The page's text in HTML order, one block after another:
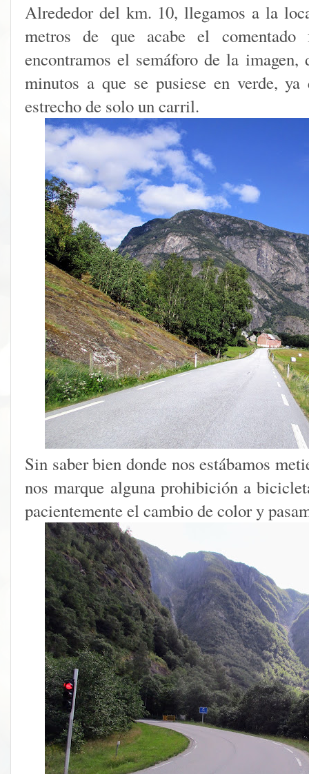
Alrededor del km. 10, llegamos a la
metros de que acabe el
encontramos el semáforo de la imagen,
minutos a que se pusiese en verde,
estrecho de solo un carril.
Sin saber bien donde nos estábamos
nos marque alguna prohibición a
pacientemente el cambio de color y